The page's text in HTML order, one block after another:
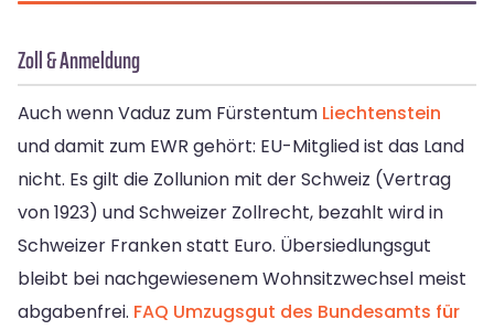
Zoll & Anmeldung
Auch wenn Vaduz zum Fürstentum Liechtenstein
und damit zum EWR gehört: EU-Mitglied ist das Land
nicht. Es gilt die Zollunion mit der Schweiz (Vertrag
von 1923) und Schweizer Zollrecht, bezahlt wird in
Schweizer Franken statt Euro. Übersiedlungsgut
bleibt bei nachgewiesenem Wohnsitzwechsel meist
abgabenfrei. FAQ Umzugsgut des Bundesamts für